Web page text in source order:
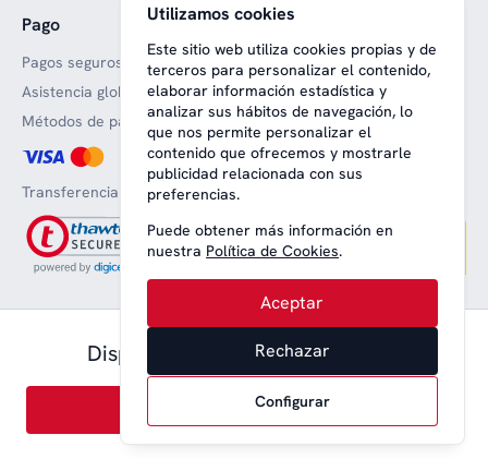
Disponible desde76,00 € pax.
Reservar
Pago
Pagos seguros
Asistencia global
Métodos de pago aceptado
Transferencia bancaria
Web financiada con fondos
europeos
Términos y condicionesPrivacidadPolítica de cookies
Español
© 2008-2026 Nice Lounge SL (CIF: B64707292)
Utilizamos cookies
Este sitio web utiliza cookies propias y de
terceros para personalizar el contenido,
elaborar información estadística y
analizar sus hábitos de navegación, lo
que nos permite personalizar el
contenido que ofrecemos y mostrarle
publicidad relacionada con sus
preferencias.
Puede obtener más información en
nuestra Política de Cookies.
Aceptar
Rechazar
Configurar